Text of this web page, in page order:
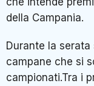
della Campania.
Durante la
campane che si
campionati.Tra i